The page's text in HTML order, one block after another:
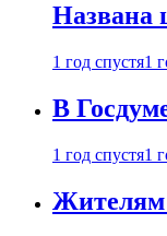
Названа
1 год спустя1
В
1 год спустя1
Жителям